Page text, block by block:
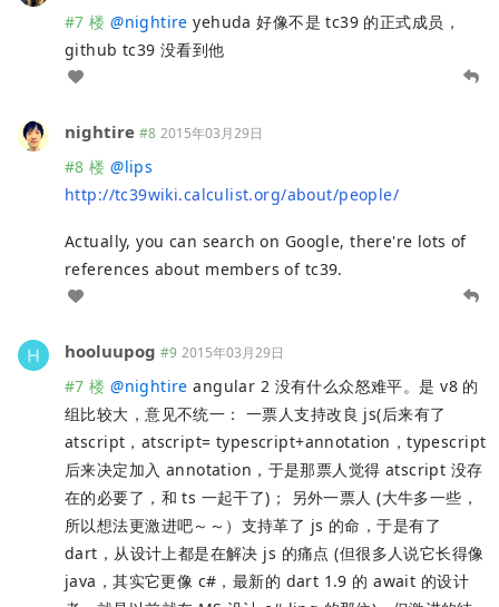
#7 楼 @nightire yehuda 好像不是 tc39 的正式成员，
github tc39 没看到他
nightire #8 2015年03月29日
#8 楼 @lips
http://tc39wiki.calculist.org/about/people/
Actually, you can search on Google, there're lots of
references about members of tc39.
hooluupog #9 2015年03月29日
#7 楼 @nightire angular 2 没有什么众怒难平。是 v8 的
组比较大，意见不统一： 一票人支持改良 js(后来有了
atscript，atscript= typescript+annotation，typescript
后来决定加入 annotation，于是那票人觉得 atscript 没存
在的必要了，和 ts 一起干了)； 另外一票人 (大牛多一些，
所以想法更激进吧～～）支持革了 js 的命，于是有了
dart，从设计上都是在解决 js 的痛点 (但很多人说它长得像
java，其实它更像 c#，最新的 dart 1.9 的 await 的设计